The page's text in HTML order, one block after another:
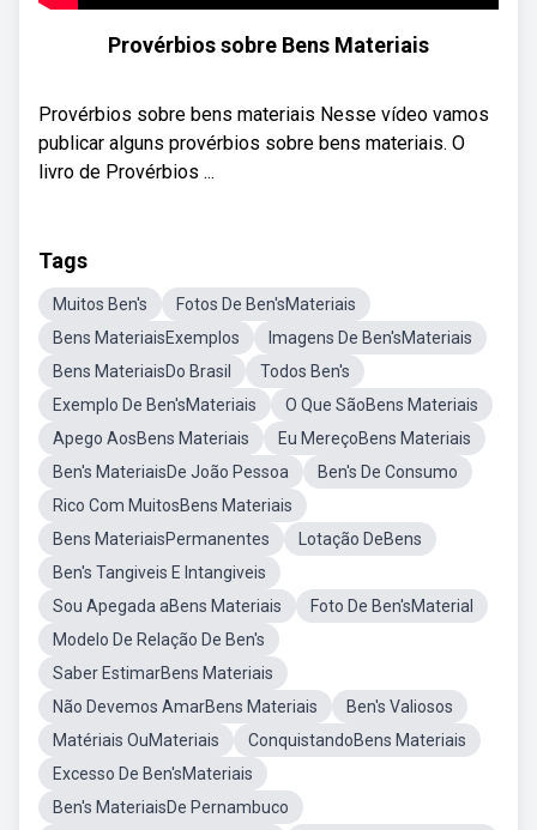
Provérbios sobre Bens Materiais
Provérbios sobre bens materiais Nesse vídeo vamos
publicar alguns provérbios sobre bens materiais. O
livro de Provérbios ...
Tags
Muitos Ben's
Fotos De Ben'sMateriais
Bens MateriaisExemplos
Imagens De Ben'sMateriais
Bens MateriaisDo Brasil
Todos Ben's
Exemplo De Ben'sMateriais
O Que SãoBens Materiais
Apego AosBens Materiais
Eu MereçoBens Materiais
Ben's MateriaisDe João Pessoa
Ben's De Consumo
Rico Com MuitosBens Materiais
Bens MateriaisPermanentes
Lotação DeBens
Ben's Tangiveis E Intangiveis
Sou Apegada aBens Materiais
Foto De Ben'sMaterial
Modelo De Relação De Ben's
Saber EstimarBens Materiais
Não Devemos AmarBens Materiais
Ben's Valiosos
Matériais OuMateriais
ConquistandoBens Materiais
Excesso De Ben'sMateriais
Ben's MateriaisDe Pernambuco